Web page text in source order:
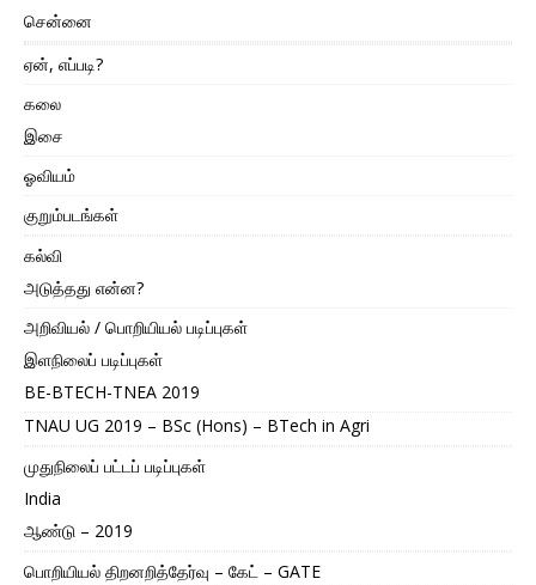
சென்னை
ஏன், எப்படி?
கலை
இசை
ஓவியம்
குறும்படங்கள்
கல்வி
அடுத்தது என்ன?
அறிவியல் / பொறியியல் படிப்புகள்
இளநிலைப் படிப்புகள்
BE-BTECH-TNEA 2019
TNAU UG 2019 – BSc (Hons) – BTech in Agri
முதுநிலைப் பட்டப் படிப்புகள்
India
ஆண்டு – 2019
பொறியியல் திறனறித்தேர்வு – கேட் – GATE